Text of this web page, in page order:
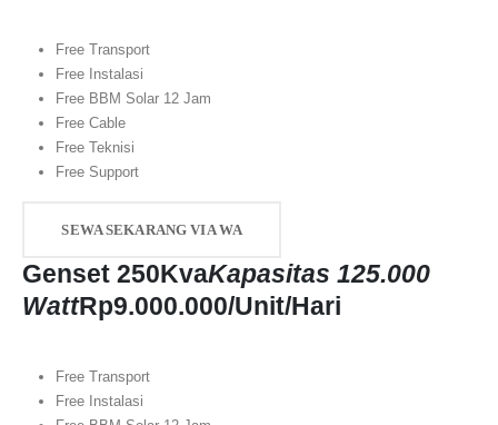
Free Transport
Free Instalasi
Free BBM Solar 12 Jam
Free Cable
Free Teknisi
Free Support
SEWA SEKARANG VIA WA
Genset 250KvaKapasitas 125.000
WattRp9.000.000/Unit/Hari
Free Transport
Free Instalasi